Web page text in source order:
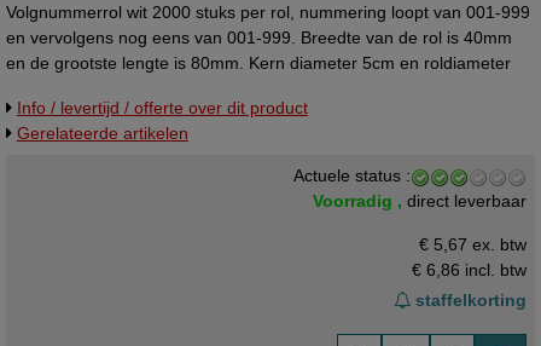
Volgnummerrol wit 2000 stuks per rol, nummering loopt van 001-999
en vervolgens nog eens van 001-999. Breedte van de rol is 40mm
en de grootste lengte is 80mm. Kern diameter 5cm en roldiameter
Volgnummer rollen - Kleur: wit - Bedrukking: 001-999 - Aantal per rol:
2.000 - Rol breedte: 40mm - Ticket afmeting: 4x8cm - Diameter kern:
Info / levertijd / offerte over dit product
Gerelateerde artikelen
Actuele status :
Voorradig ,direct leverbaar
€ 5,67 ex. btw
€ 6,86 incl. btw
staffelkorting